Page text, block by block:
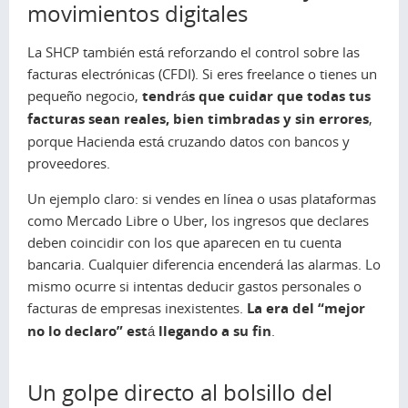
movimientos digitales
La SHCP también está reforzando el control sobre las
facturas electrónicas (CFDI). Si eres freelance o tienes un
pequeño negocio, tendrás que cuidar que todas tus
facturas sean reales, bien timbradas y sin errores,
porque Hacienda está cruzando datos con bancos y
proveedores.
Un ejemplo claro: si vendes en línea o usas plataformas
como Mercado Libre o Uber, los ingresos que declares
deben coincidir con los que aparecen en tu cuenta
bancaria. Cualquier diferencia encenderá las alarmas. Lo
mismo ocurre si intentas deducir gastos personales o
facturas de empresas inexistentes. La era del “mejor
no lo declaro” está llegando a su fin.
Un golpe directo al bolsillo del